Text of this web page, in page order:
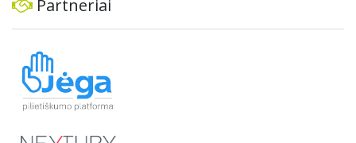
Partneriai